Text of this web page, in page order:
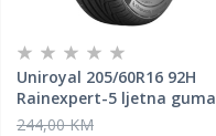
Uniroyal 205/60R16 92H
Rainexpert-5 ljetna guma
244,00 KM